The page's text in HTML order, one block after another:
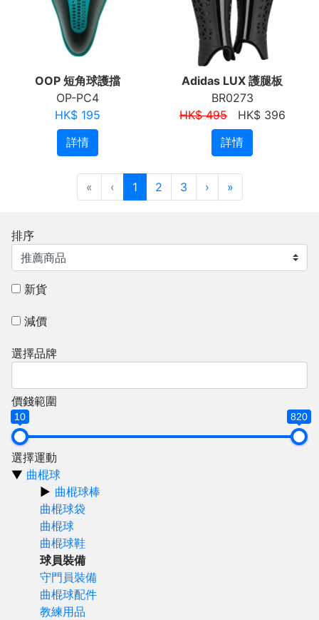
OOP 短角球護擋
OP-PC4
HK$ 195
詳情
Adidas LUX 護腿板
BR0273
HK$ 495HK$ 396
詳情
« ‹ 1 2 3 › »
排序
新貨
減價
選擇品牌
價錢範圍
10 820
選擇運動
曲棍球
曲棍球棒
曲棍球袋
曲棍球
曲棍球鞋
球員裝備
守門員裝備
曲棍球配件
教練用品